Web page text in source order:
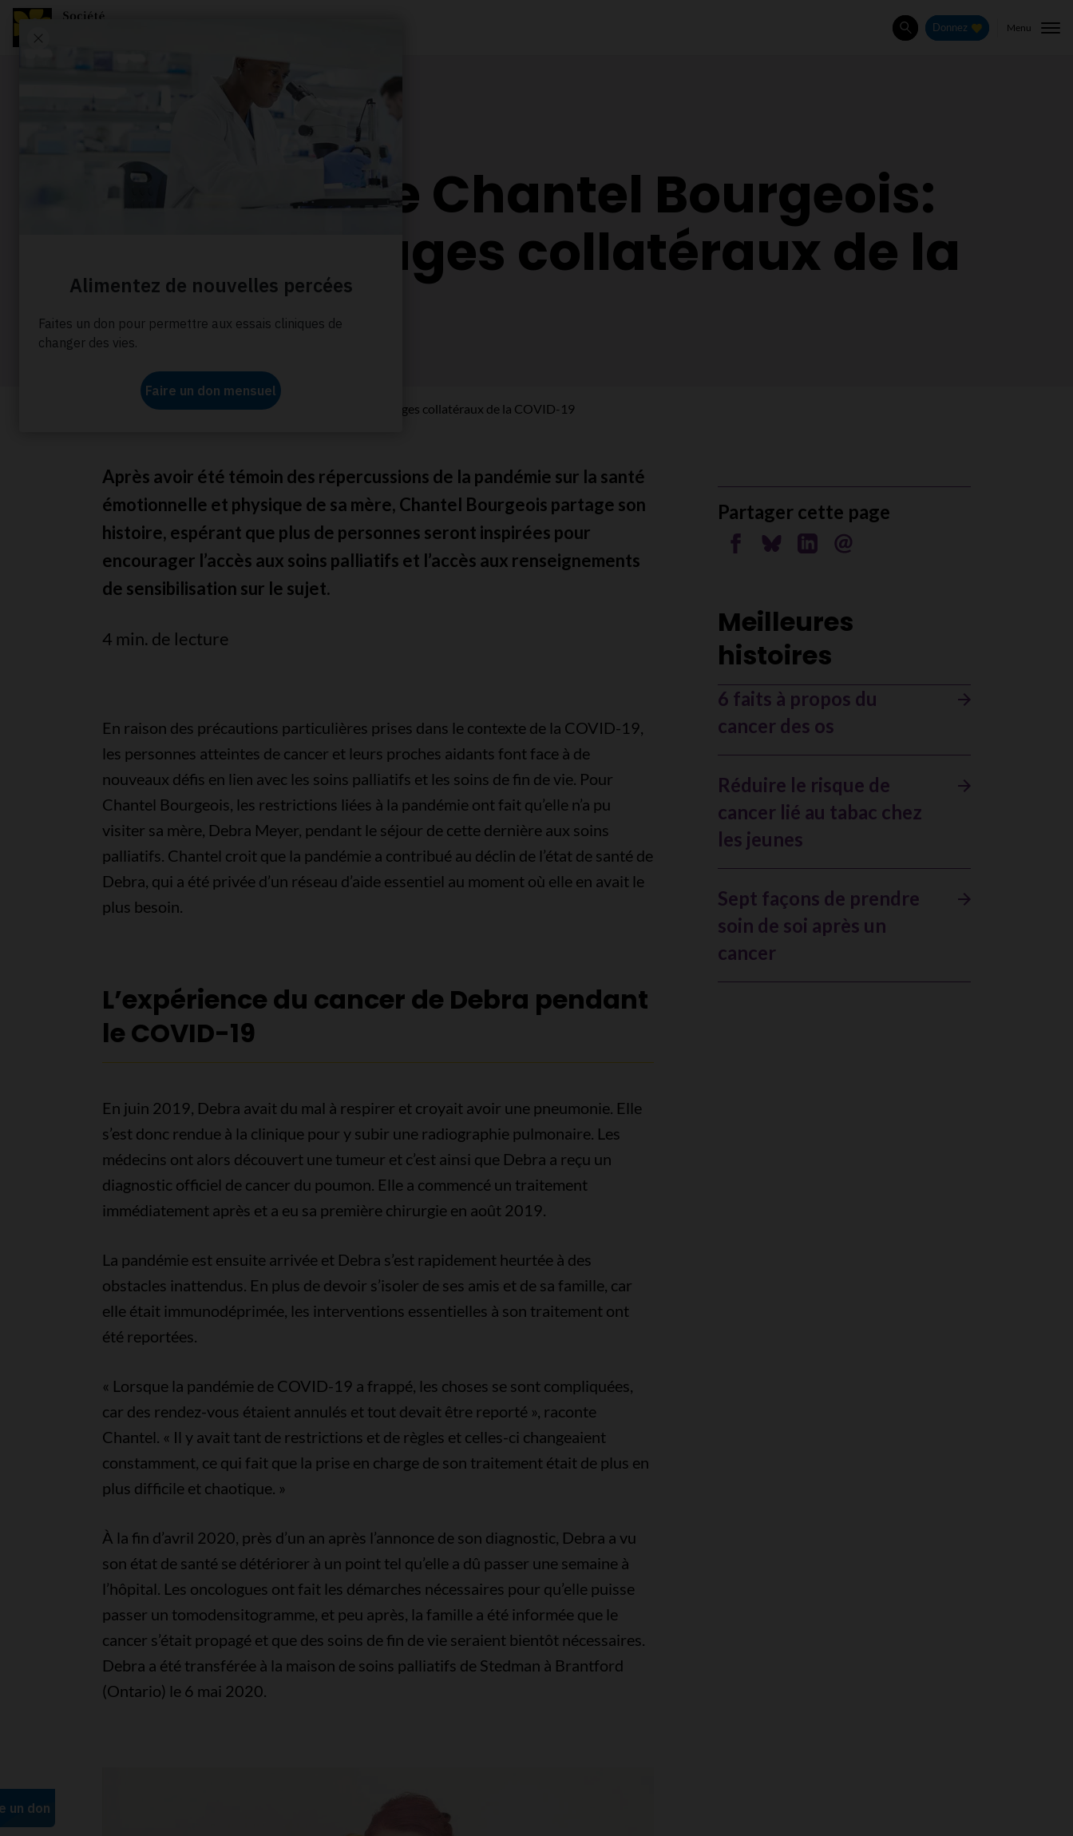
Rechercher
Donnez Menu
L’histoire de Chantel Bourgeois:
Les dommages collatéraux de la
COVID-19
À propos de nous Nos histoires Les dommages collatéraux de la COVID-19
Après avoir été témoin des répercussions de la pandémie sur la santé
émotionnelle et physique de sa mère, Chantel Bourgeois partage son
histoire, espérant que plus de personnes seront inspirées pour
encourager l’accès aux soins palliatifs et l’accès aux renseignements
de sensibilisation sur le sujet.
4 min. de lecture
En raison des précautions particulières prises dans le contexte de la COVID-19,
les personnes atteintes de cancer et leurs proches aidants font face à de
nouveaux défis en lien avec les soins palliatifs et les soins de fin de vie. Pour
Chantel Bourgeois, les restrictions liées à la pandémie ont fait qu’elle n’a pu
visiter sa mère, Debra Meyer, pendant le séjour de cette dernière aux soins
palliatifs. Chantel croit que la pandémie a contribué au déclin de l’état de santé de
Debra, qui a été privée d’un réseau d’aide essentiel au moment où elle en avait le
plus besoin.
L’expérience du cancer de Debra pendant
le COVID-19
En juin 2019, Debra avait du mal à respirer et croyait avoir une pneumonie. Elle
s’est donc rendue à la clinique pour y subir une radiographie pulmonaire. Les
médecins ont alors découvert une tumeur et c’est ainsi que Debra a reçu un
diagnostic officiel de cancer du poumon. Elle a commencé un traitement
immédiatement après et a eu sa première chirurgie en août 2019.
La pandémie est ensuite arrivée et Debra s’est rapidement heurtée à des
obstacles inattendus. En plus de devoir s’isoler de ses amis et de sa famille, car
elle était immunodéprimée, les interventions essentielles à son traitement ont
été reportées.
« Lorsque la pandémie de COVID-19 a frappé, les choses se sont compliquées,
car des rendez-vous étaient annulés et tout devait être reporté », raconte
Chantel. « Il y avait tant de restrictions et de règles et celles-ci changeaient
constamment, ce qui fait que la prise en charge de son traitement était de plus en
plus difficile et chaotique. »
À la fin d’avril 2020, près d’un an après l’annonce de son diagnostic, Debra a vu
son état de santé se détériorer à un point tel qu’elle a dû passer une semaine à
l’hôpital. Les oncologues ont fait les démarches nécessaires pour qu’elle puisse
passer un tomodensitogramme, et peu après, la famille a été informée que le
cancer s’était propagé et que des soins de fin de vie seraient bientôt nécessaires.
Debra a été transférée à la maison de soins palliatifs de Stedman à Brantford
(Ontario) le 6 mai 2020.
Partager cette page
Partager sur Facebook
Partager sur Bluesky
Partager sur Linkedin
Envoyer par courriel
Meilleures
histoires
6 faits à propos du
cancer des os
Réduire le risque de
cancer lié au tabac chez
les jeunes
Sept façons de prendre
soin de soi après un
cancer